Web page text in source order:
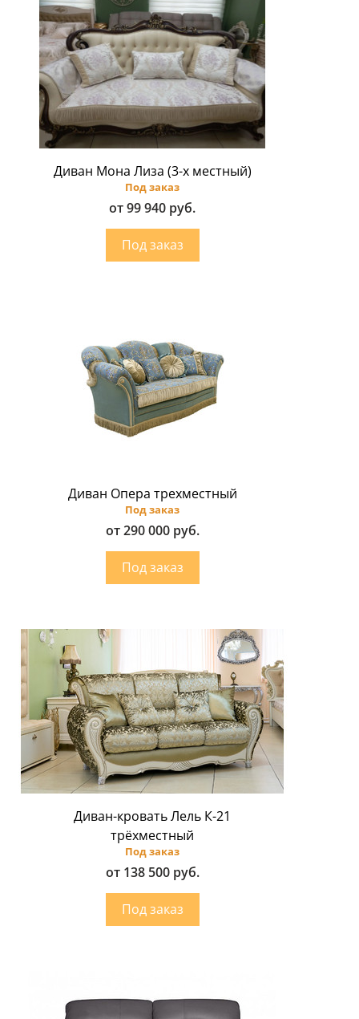
Диван Мона Лиза (3-х местный)
Под заказ
от 99 940 руб.
Диван Опера трехместный
Под заказ
от 290 000 руб.
Диван-кровать Лель К-21
трёхместный
Под заказ
от 138 500 руб.